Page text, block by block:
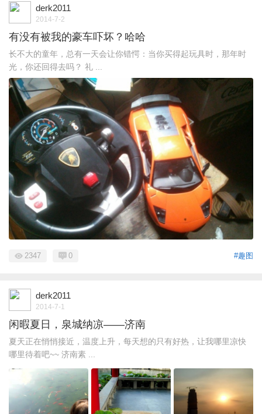
derk2011
2014-7-2
有没有被我的豪车吓坏？哈哈
长不大的童年，总有一天会让你错愕：当你买得起玩具时，那年时
光，你还回得去吗？ 礼 ...
#趣图
2347 0
derk2011
2014-7-1
闲暇夏日，泉城纳凉——济南
夏天正在悄悄接近，温度上升，每天想的只有好热，让我哪里凉快
哪里待着吧~~ 济南素 ...